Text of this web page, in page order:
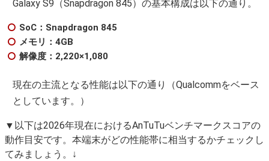
Galaxy S9（Snapdragon 845）の基本構成は以下の通り。
SoC：Snapdragon 845
メモリ：4GB
解像度：2,220×1,080
現在の主流となる性能は以下の通り（Qualcommをベース
としています。）
▼以下は2026年現在におけるAnTuTuベンチマークスコアの
動作目安です。本端末がどの性能帯に相当するかチェックし
てみましょう。↓